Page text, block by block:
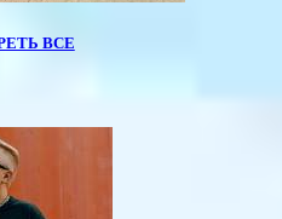
ВСЕ